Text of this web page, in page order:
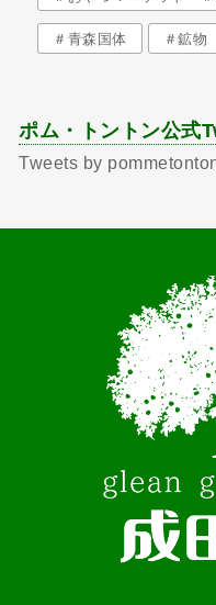
＃青森国体 ＃鉱物
ポム・トントン公式
Tweets by